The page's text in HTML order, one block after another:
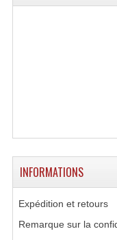
Micro
INFORMATIONS
Expédition et retours
Remarque sur la